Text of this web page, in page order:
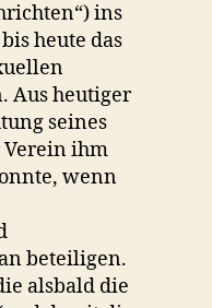
ins
heute das
Aus heutiger
seines
Verein ihm
wenn
beteiligen.
alsbald die